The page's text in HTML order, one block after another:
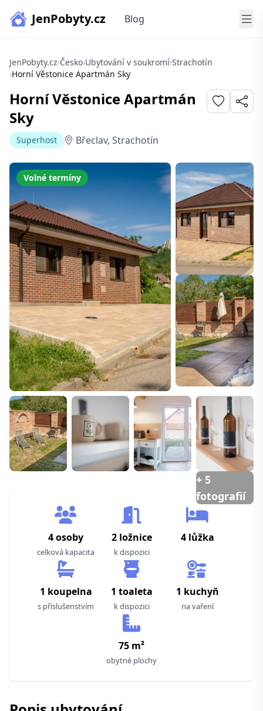
JenPobyty.cz Blog
JenPobyty.cz›Česko›Ubytování v soukromí›Strachotín
›Horní Věstonice Apartmán Sky
Horní Věstonice Apartmán
Sky
Superhost Břeclav, Strachotín
Volné termíny
+ 5
fotografií
4 osoby
celková kapacita
2 ložnice
k dispozici
4 lůžka
1 koupelna
s příslušenstvím
1 toaleta
k dispozici
1 kuchyň
na vaření
75 m²
obytné plochy